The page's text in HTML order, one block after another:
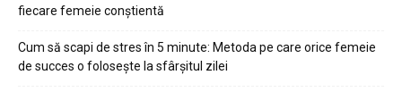
fiecare femeie conștientă
Cum să scapi de stres în 5 minute: Metoda pe care orice femeie
de succes o folosește la sfârșitul zilei